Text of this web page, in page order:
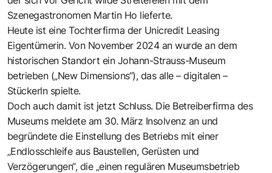
Szenegastronomen Martin Ho lieferte.
Heute ist eine Tochterfirma der Unicredit Leasing
Eigentümerin. Von November 2024 an wurde an dem
historischen Standort ein Johann-Strauss-Museum
betrieben („New Dimensions“), das alle – digitalen –
Stückerln spielte.
Doch auch damit ist jetzt Schluss. Die Betreiberfirma des
Museums meldete am 30. März Insolvenz an und
begründete die Einstellung des Betriebs mit einer
„Endlosschleife aus Baustellen, Gerüsten und
Verzögerungen“, die „einen regulären Museumsbetrieb